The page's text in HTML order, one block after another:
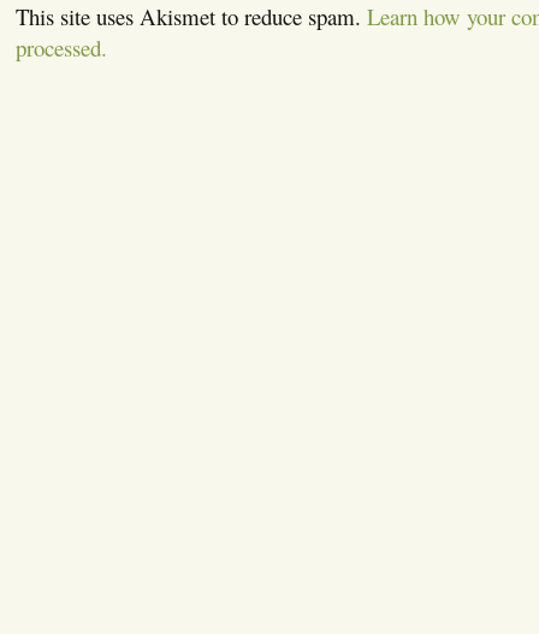
This site uses Akismet to reduce spam. Learn how your
processed.